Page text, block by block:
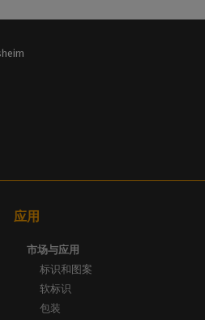
应用
市场与应用
标识和图案
软标识
包装